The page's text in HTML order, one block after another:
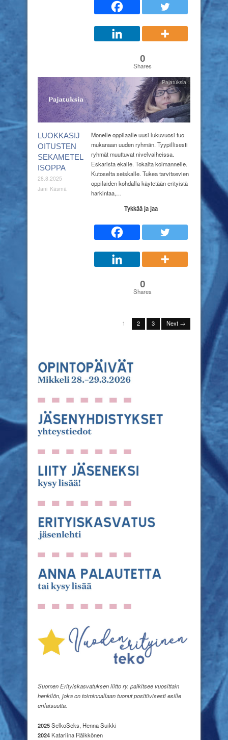
0
Shares
LUOKKASIJ
OITUSTEN
SEKAMETEL
ISOPPA
28.8.2025
Jani Käsmä
Pajatuksia
Monelle oppilaalle uusi lukuvuosi tuo
mukanaan uuden ryhmän. Tyypillisesti
ryhmät muuttuvat nivelvaiheissa.
Eskarista ekalle. Tokalta kolmannelle.
Kutoselta seiskalle. Tukea tarvitsevien
oppilaiden kohdalla käytetään erityistä
harkintaa,…
Tykkää ja jaa
0
Shares
1 2 3 Next →
Suomen Erityiskasvatuksen liitto ry. palkitsee vuosittain
henkilön, joka on toiminnallaan tuonut positiivisesti esille
erilaisuutta.
2025SelkoSeks, Henna Suikki
2024 Katariina Räikkönen